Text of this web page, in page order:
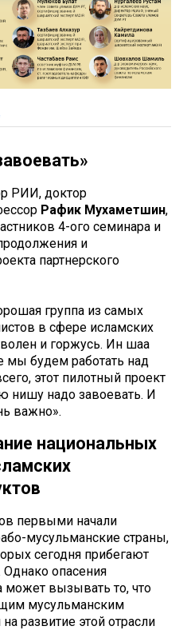
РИИ, доктор
Рафик Мухаметшин,
4-ого семинара и
и
партнерского
группа из самых
в сфере исламских
и горжусь. Ин шаа
мы будем работать над
этот пилотный проект
нишу надо завоевать. И
важно».
национальных
первыми начали
мусульманские страны,
сегодня прибегают
опасения
может вызывать то, что
мусульманским
развитие этой отрасли